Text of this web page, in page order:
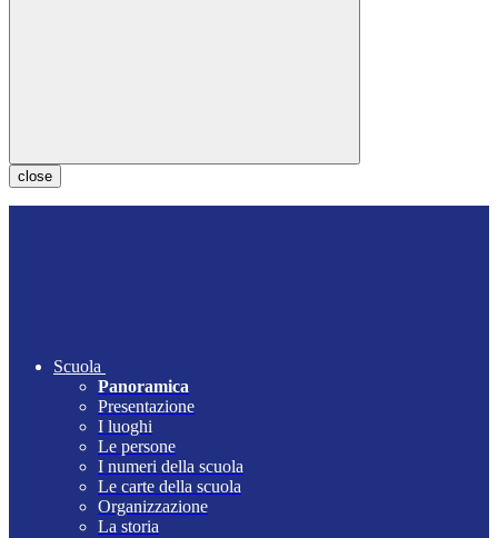
close
Scuola
Panoramica
Presentazione
I luoghi
Le persone
I numeri della scuola
Le carte della scuola
Organizzazione
La storia